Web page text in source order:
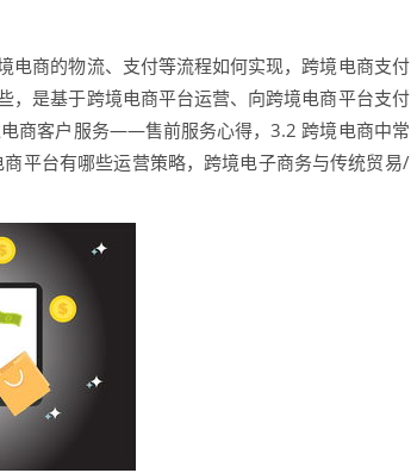
电商的物流、支付等流程如何实现，跨境电商支付
，是基于跨境电商平台运营、向跨境电商平台支付
商客户服务——售前服务心得，3.2 跨境电商中常
平台有哪些运营策略，跨境电子商务与传统贸易/